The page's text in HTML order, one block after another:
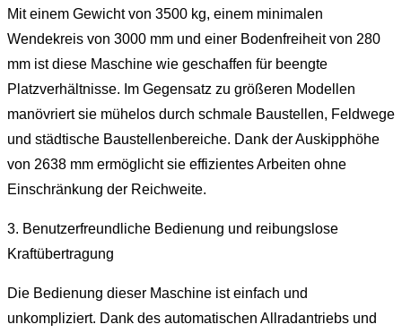
Mit einem Gewicht von 3500 kg, einem minimalen
Wendekreis von 3000 mm und einer Bodenfreiheit von 280
mm ist diese Maschine wie geschaffen für beengte
Platzverhältnisse. Im Gegensatz zu größeren Modellen
manövriert sie mühelos durch schmale Baustellen, Feldwege
und städtische Baustellenbereiche. Dank der Auskipphöhe
von 2638 mm ermöglicht sie effizientes Arbeiten ohne
Einschränkung der Reichweite.
3. Benutzerfreundliche Bedienung und reibungslose
Kraftübertragung
Die Bedienung dieser Maschine ist einfach und
unkompliziert. Dank des automatischen Allradantriebs und